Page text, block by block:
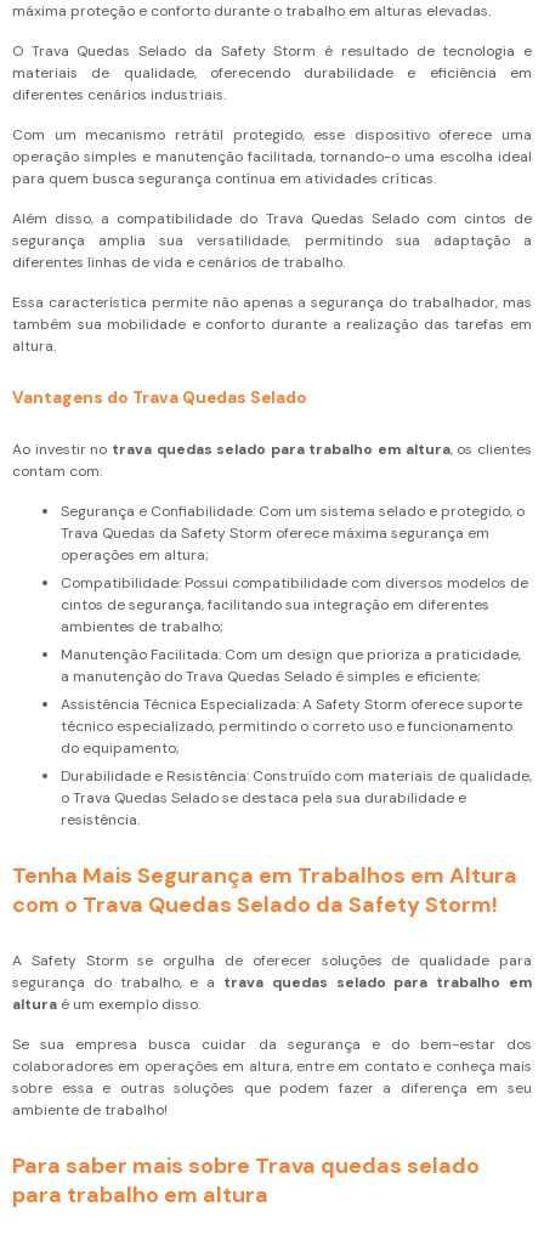
máxima proteção e conforto durante o trabalho em alturas elevadas.
O Trava Quedas Selado da Safety Storm é resultado de tecnologia e
materiais de qualidade, oferecendo durabilidade e eficiência em
diferentes cenários industriais.
Com um mecanismo retrátil protegido, esse dispositivo oferece uma
operação simples e manutenção facilitada, tornando-o uma escolha ideal
para quem busca segurança contínua em atividades críticas.
Além disso, a compatibilidade do Trava Quedas Selado com cintos de
segurança amplia sua versatilidade, permitindo sua adaptação a
diferentes linhas de vida e cenários de trabalho.
Essa característica permite não apenas a segurança do trabalhador, mas
também sua mobilidade e conforto durante a realização das tarefas em
altura.
Vantagens do Trava Quedas Selado
Ao investir no trava quedas selado para trabalho em altura, os clientes
contam com:
Segurança e Confiabilidade: Com um sistema selado e protegido, o
Trava Quedas da Safety Storm oferece máxima segurança em
operações em altura;
Compatibilidade: Possui compatibilidade com diversos modelos de
cintos de segurança, facilitando sua integração em diferentes
ambientes de trabalho;
Manutenção Facilitada: Com um design que prioriza a praticidade,
a manutenção do Trava Quedas Selado é simples e eficiente;
Assistência Técnica Especializada: A Safety Storm oferece suporte
técnico especializado, permitindo o correto uso e funcionamento
do equipamento;
Durabilidade e Resistência: Construído com materiais de qualidade,
o Trava Quedas Selado se destaca pela sua durabilidade e
resistência.
Tenha Mais Segurança em Trabalhos em Altura
com o Trava Quedas Selado da Safety Storm!
A Safety Storm se orgulha de oferecer soluções de qualidade para
segurança do trabalho, e a trava quedas selado para trabalho em
altura é um exemplo disso.
Se sua empresa busca cuidar da segurança e do bem-estar dos
colaboradores em operações em altura, entre em contato e conheça mais
sobre essa e outras soluções que podem fazer a diferença em seu
ambiente de trabalho!
Para saber mais sobre Trava quedas selado
para trabalho em altura